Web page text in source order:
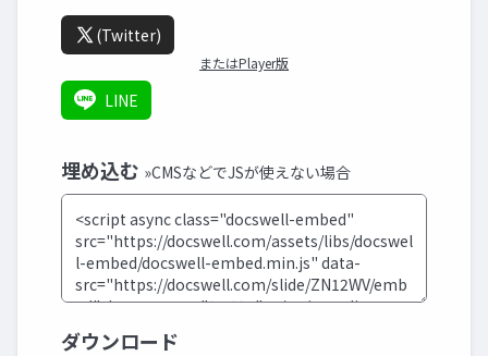
(Twitter)
またはPlayer版
LINE
埋め込む »CMSなどでJSが使えない場合
ダウンロード